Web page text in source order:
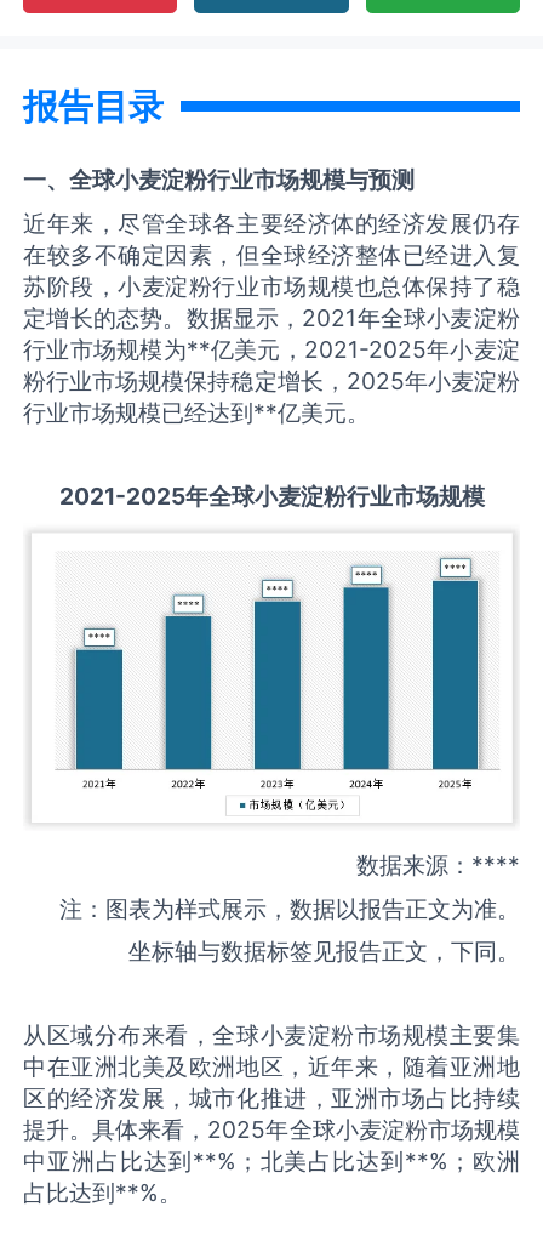
报告目录
一、全球小麦淀粉行业市场规模与预测
近年来，尽管全球各主要经济体的经济发展仍存
在较多不确定因素，但全球经济整体已经进入复
苏阶段，小麦淀粉行业市场规模也总体保持了稳
定增长的态势。数据显示，2021年全球小麦淀粉
行业市场规模为**亿美元，2021-2025年小麦淀
粉行业市场规模保持稳定增长，2025年小麦淀粉
行业市场规模已经达到**亿美元。
2021-2025年全球小麦淀粉行业市场规模
数据来源：****
注：图表为样式展示，数据以报告正文为准。
坐标轴与数据标签见报告正文，下同。
从区域分布来看，全球小麦淀粉市场规模主要集
中在亚洲北美及欧洲地区，近年来，随着亚洲地
区的经济发展，城市化推进，亚洲市场占比持续
提升。具体来看，2025年全球小麦淀粉市场规模
中亚洲占比达到**%；北美占比达到**%；欧洲
占比达到**%。